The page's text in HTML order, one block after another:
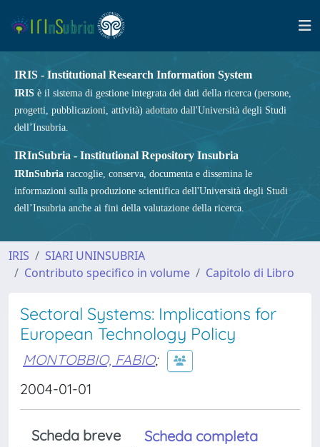
IRIS - Institutional Research Information System
IRIS è il sistema di gestione integrata dei dati della ricerca (persone,
progetti, pubblicazioni, attività) adottato dall'Università degli Studi
dell’Insubria.
IRInSubria - Institutional Repository Insubria
IRInSubria raccoglie, conserva, documenta e dissemina le
informazioni sulla produzione scientifica dell'Università degli Studi
dell’Insubria anche ai fini della valutazione della ricerca.
IRIS
SIARI UNINSUBRIA
Contributo specifico in volume
Capitolo di Libro
Sectoral Systems: Implications for
European Technology Policy
MONTOBBIO, FABIO;
2004-01-01
Scheda breve
Scheda completa